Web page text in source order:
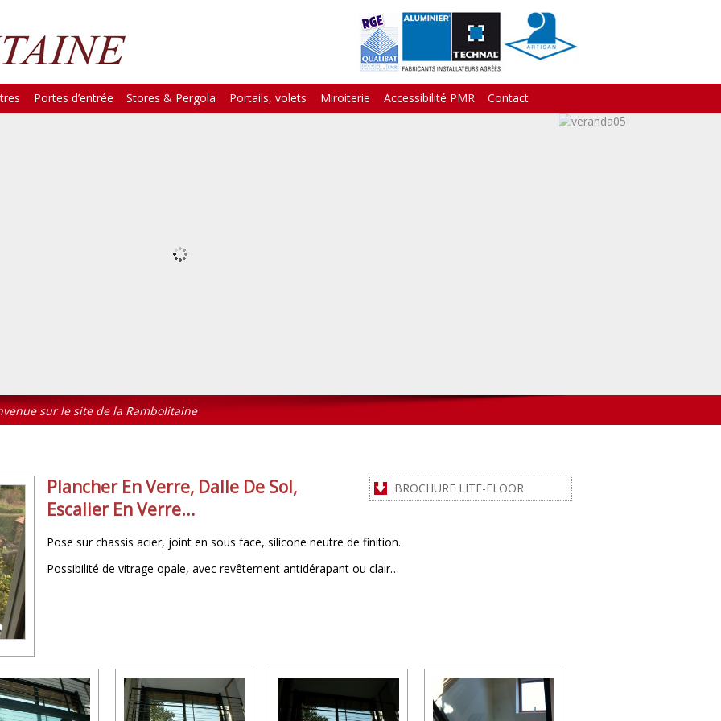
Portes d’entrée Stores & Pergola Portails, volets Miroiterie Accessibilité PMR Contact
sur le site de la Rambolitaine
BROCHURE LITE-FLOOR
Plancher En Verre, Dalle De Sol,
Escalier En Verre…
Pose sur chassis acier, joint en sous face, silicone neutre de finition.
Possibilité de vitrage opale, avec revêtement antidérapant ou clair…